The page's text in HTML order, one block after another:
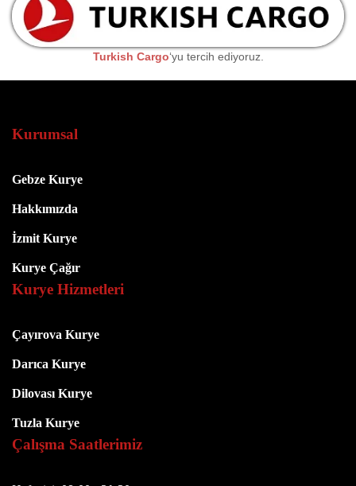
Turkish Cargo‘yu tercih ediyoruz.
Kurumsal
Gebze Kurye
Hakkımızda
İzmit Kurye
Kurye Çağır
Kurye Hizmetleri
Çayırova Kurye
Darıca Kurye
Dilovası Kurye
Tuzla Kurye
Çalışma Saatlerimiz